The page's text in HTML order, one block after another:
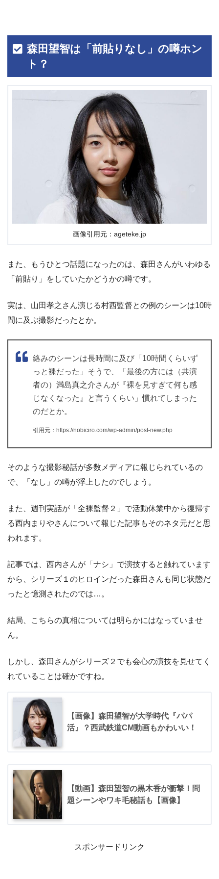
森田望智は「前貼りなし」の噂ホン
ト？
画像引用元：ageteke.jp
また、もうひとつ話題になったのは、森田さんがいわゆる
「前貼り」をしていたかどうかの噂です。
実は、山田孝之さん演じる村西監督との例のシーンは10時
間に及ぶ撮影だったとか。
絡みのシーンは長時間に及び「10時間くらいず
っと裸だった」そうで、「最後の方には（共演
者の）満島真之介さんが『裸を見すぎて何も感
じなくなった』と言うくらい」慣れてしまった
のだとか。
引用元：https://nobiciro.com/wp-admin/post-new.php
そのような撮影秘話が多数メディアに報じられているの
で、「なし」の噂が浮上したのでしょう。
また、週刊実話が「全裸監督２」で活動休業中から復帰す
る西内まりやさんについて報じた記事もそのネタ元だと思
われます。
記事では、西内さんが「ナシ」で演技すると触れています
から、シリーズ１のヒロインだった森田さんも同じ状態だ
ったと憶測されたのでは…。
結局、こちらの真相については明らかにはなっていませ
ん。
しかし、森田さんがシリーズ２でも会心の演技を見せてく
れていることは確かですね。
【画像】森田望智が大学時代『パパ
活』？西武鉄道CM動画もかわいい！
【動画】森田望智の黒木香が衝撃！問
題シーンやワキ毛秘話も【画像】
スポンサードリンク